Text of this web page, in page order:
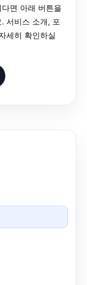
면 아래 버튼을
서비스 소개, 포
세히 확인하실